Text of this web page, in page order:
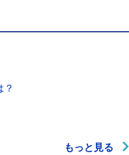
？
もっと見る